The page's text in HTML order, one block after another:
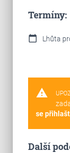
Termíny:
calendar_today Lhůta
warning
se
Další